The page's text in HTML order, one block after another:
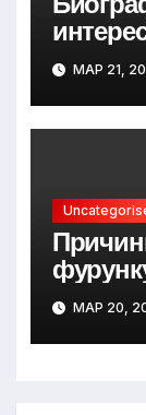
и путь
МАР 21,
МАР 20,